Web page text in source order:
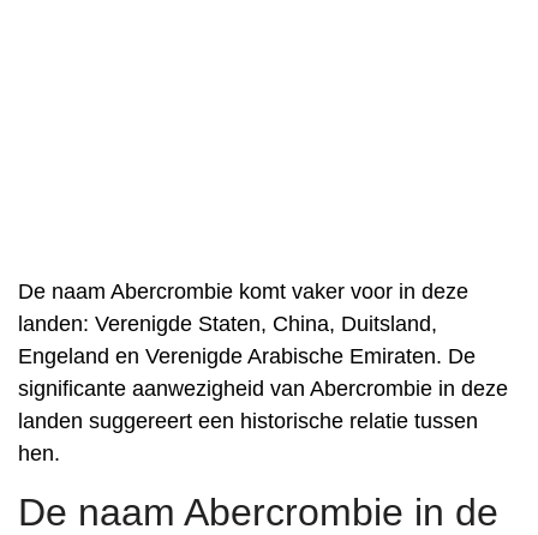
De naam Abercrombie komt vaker voor in deze
landen: Verenigde Staten, China, Duitsland,
Engeland en Verenigde Arabische Emiraten. De
significante aanwezigheid van Abercrombie in deze
landen suggereert een historische relatie tussen
hen.
De naam Abercrombie in de